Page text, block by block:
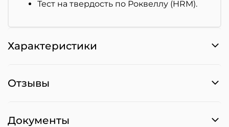
Тест на твердость по Роквеллу (HRM).
Характеристики
Отзывы
Документы